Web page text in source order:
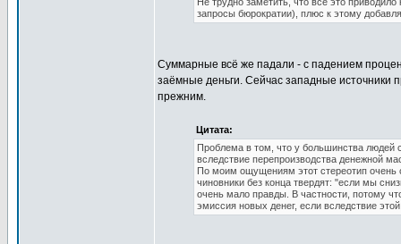
запросы бюрократии), плюс к этому
Суммарные всё же падали - с падением
заёмные деньги. Сейчас западные источники
прежним.
Цитата:
Проблема в том, что у большинства людей
вследствие перепроизводства денежной
По моим ощущениям этот стереотип очень
чиновники без конца твердят: "если мы
очень мало правды. В частности, потому
эмиссия новых денег, если вследствие